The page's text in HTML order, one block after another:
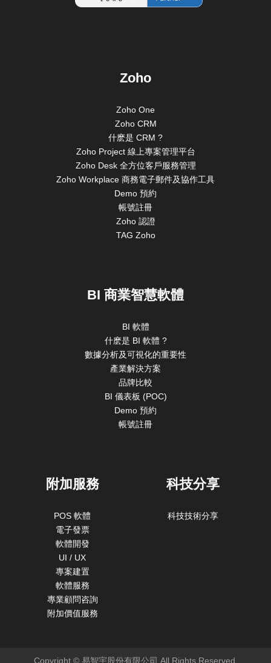
Zoho
Zoho One
Zoho CRM
什麽是 CRM ?
Zoho Project 線上專案管理平台
Zoho Desk 全方位客戶服務管理
Zoho Workplace 商務電子郵件及協作工具
Demo 預約
帳號註冊
Zoho 認證
TAG Zoho
BI 商業智慧軟體
BI 軟體
什麽是 BI 軟體 ?
數據分析及可視化的重要性
產業解決方案
品牌比較
BI 儀表板 (POC)
Demo 預約
帳號註冊
附加服務
POS 軟體
電子發票
軟體開發
UI / UX
專案建置
軟體服務
專業顧問咨詢
附加價值服務
科技分享
科技技術分享
Copyright © 易智宇股份有限公司 All Rights Reserved.